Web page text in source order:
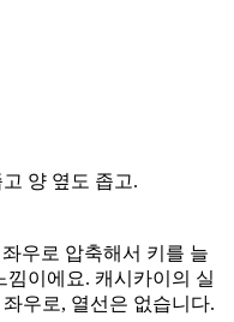
양 옆도 좁고.
우로 압축해서 키를 늘
낌이에요. 캐시카이의 실
우로, 열선은 없습니다.